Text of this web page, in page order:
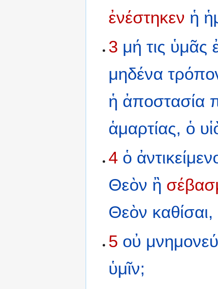
ἐνέστηκεν ἡ
3 μή τις ὑμᾶς
μηδένα
ἡ ἀποστασία
ἁμαρτίας, ὁ
4 ὁ
Θεὸν ἢ
Θεὸν καθίσαι,
5 οὐ
ὑμῖν;